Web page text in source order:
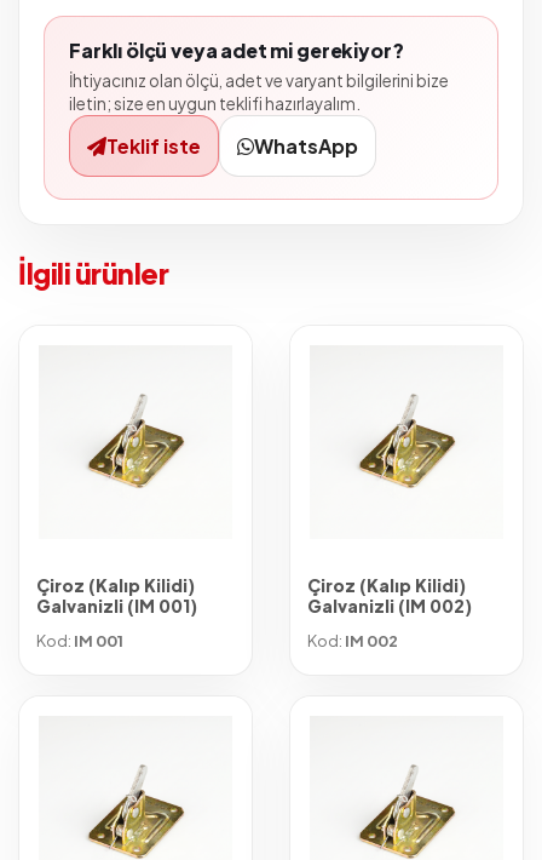
Farklı ölçü veya adet mi gerekiyor?
İhtiyacınız olan ölçü, adet ve varyant bilgilerini bize
iletin; size en uygun teklifi hazırlayalım.
Teklif iste WhatsApp
İlgili ürünler
Çiroz (Kalıp Kilidi)
Galvanizli (IM 001)
Kod: IM 001
Çiroz (Kalıp Kilidi)
Galvanizli (IM 002)
Kod: IM 002